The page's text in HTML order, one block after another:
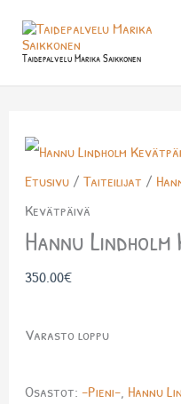
sisältöön
Taidepalvelu Marika Saikkonen
Etusivu/ Taiteilijat /
Kevätpäivä
Hannu
350.00€
Varasto loppu
Osastot: -Pieni-, Hannu